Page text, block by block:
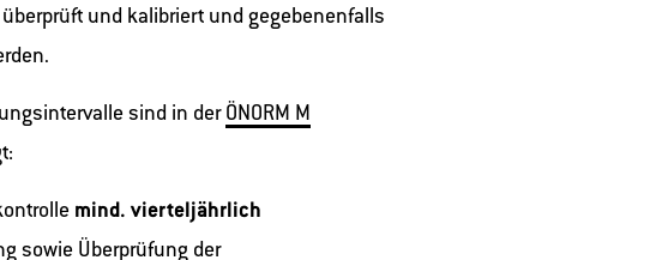
und kalibriert und gegebenenfalls
sind in derÖNORM M
mind. vierteljährlich
sowie Überprüfung der